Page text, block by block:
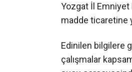
Yozgat İl
madde ticaretine
Edinilen bilgilere
çalışmalar